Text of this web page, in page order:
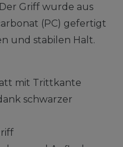
Griff wurde aus
(PC) gefertigt
und stabilen Halt.
mit Trittkante
schwarzer